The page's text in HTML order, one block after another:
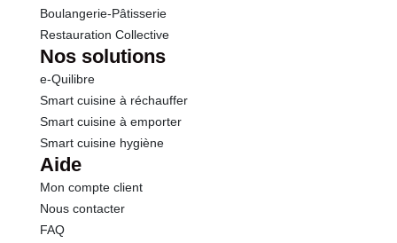
Boulangerie-Pâtisserie
Restauration Collective
Nos solutions
e-Quilibre
Smart cuisine à réchauffer
Smart cuisine à emporter
Smart cuisine hygiène
Aide
Mon compte client
Nous contacter
FAQ